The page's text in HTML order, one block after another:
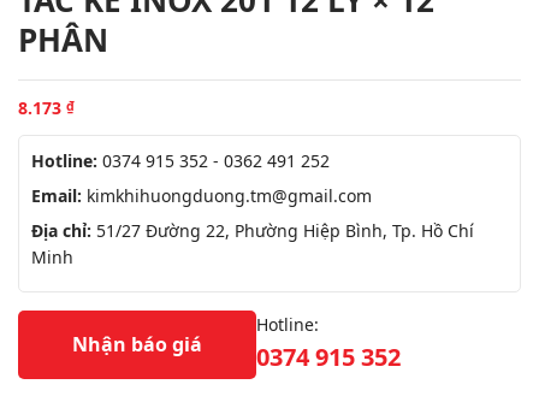
PHÂN
8.173 ₫
Hotline: 0374 915 352 - 0362 491 252
Email: kimkhihuongduong.tm@gmail.com
Địa chỉ: 51/27 Đường 22, Phường Hiệp Bình, Tp. Hồ Chí
Minh
Nhận báo giá
Hotline:
0374 915 352